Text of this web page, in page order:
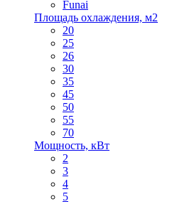
Funai
Площадь охлаждения, м2
20
25
26
30
35
45
50
55
70
Мощность, кВт
2
3
4
5